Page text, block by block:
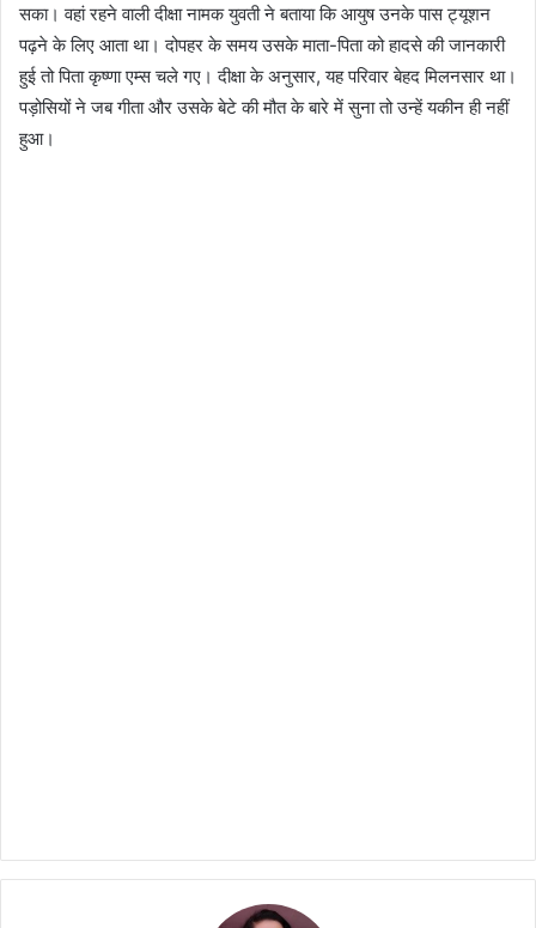
सका। वहां रहने वाली दीक्षा नामक युवती ने बताया कि आयुष उनके पास ट्यूशन
पढ़ने के लिए आता था। दोपहर के समय उसके माता-पिता को हादसे की जानकारी
हुई तो पिता कृष्णा एम्स चले गए। दीक्षा के अनुसार, यह परिवार बेहद मिलनसार था।
पड़ोसियों ने जब गीता और उसके बेटे की मौत के बारे में सुना तो उन्हें यकीन ही नहीं
हुआ।